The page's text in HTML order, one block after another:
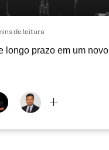
de leitura
longo prazo em um